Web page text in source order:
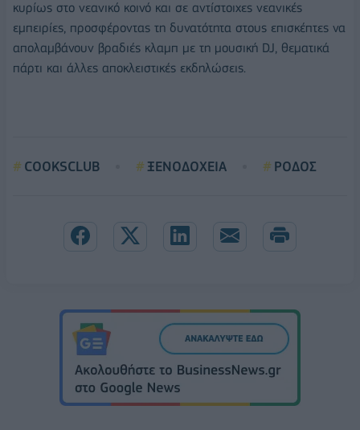
κυρίως στο νεανικό κοινό και σε αντίστοιχες νεανικές
εμπειρίες, προσφέροντας τη δυνατότητα στους επισκέπτες να
απολαμβάνουν βραδιές κλαμπ με τη μουσική DJ, θεματικά
πάρτι και άλλες αποκλειστικές εκδηλώσεις.
COOKSCLUB ΞΕΝΟΔΟΧΕΙΑ ΡΟΔΟΣ